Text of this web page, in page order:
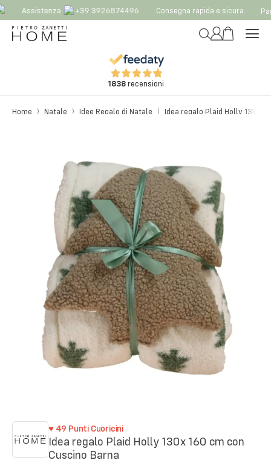
Assistenza +39 3926874496 Consegna rapida e sicura
1838recensioni
Home Natale Idee Regalo di Natale Idea regalo Plaid Holly 130x
♥ 49 Punti Cuoricini
Idea regalo Plaid Holly 130x 160 cm con
Cuscino Barna